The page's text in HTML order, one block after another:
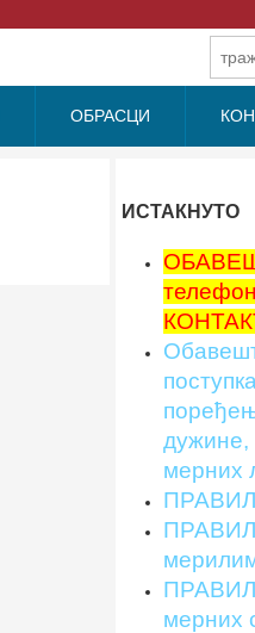
ОБРАСЦИ
ИСТАКНУТО
дужине,
мерних
мерних